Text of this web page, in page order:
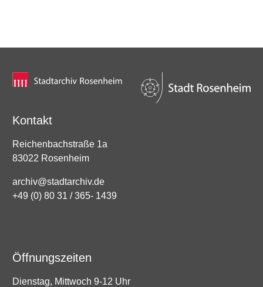
Kontakt
Reichenbachstraße 1a
83022 Rosenheim
archiv@stadtarchiv.de
+49 (0) 80 31 / 365- 1439
Öffnungszeiten
Dienstag, Mittwoch 9-12 Uhr